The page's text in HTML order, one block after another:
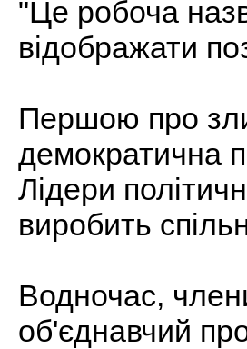
"Це робоча
відображати
Першою про
демократична
Лідери
виробить
Водночас,
об'єднавчий